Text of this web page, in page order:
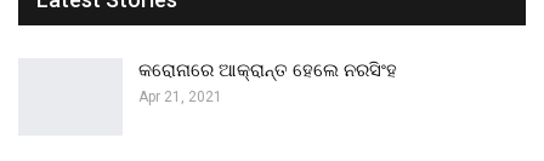
କରୋନାରେ ଆକ୍ରାନ୍ତ ହେଲେ ନରସିଂହ
Apr 21, 2021